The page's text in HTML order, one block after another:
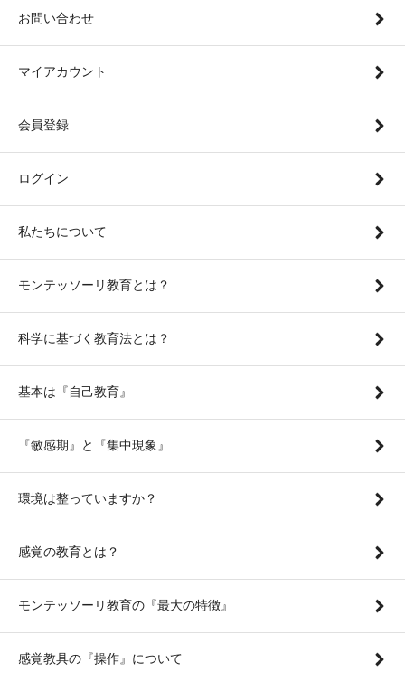
お問い合わせ
マイアカウント
会員登録
ログイン
私たちについて
モンテッソーリ教育とは？
科学に基づく教育法とは？
基本は『自己教育』
『敏感期』と『集中現象』
環境は整っていますか？
感覚の教育とは？
モンテッソーリ教育の『最大の特徴』
感覚教具の『操作』について